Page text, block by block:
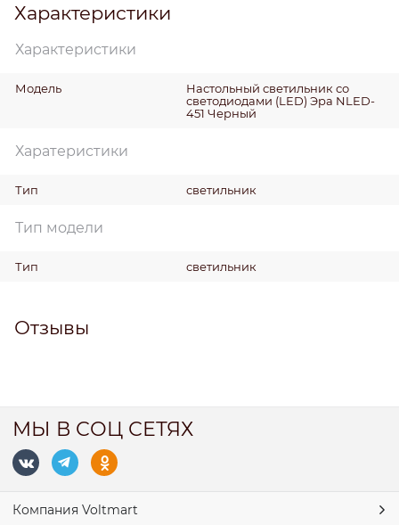
Характеристики
Характеристики
Модель
Настольный светильник со
светодиодами (LED) Эра NLED-
451 Черный
Харатеристики
Тип светильник
Тип модели
Тип светильник
Отзывы
МЫ В СОЦ СЕТЯХ
Компания Voltmart